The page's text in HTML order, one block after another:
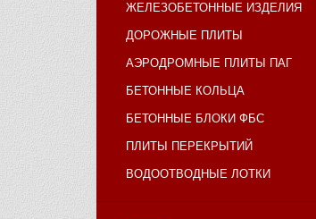
ЖЕЛЕЗОБЕТОННЫЕ ИЗДЕЛИЯ
ДОРОЖНЫЕ ПЛИТЫ
АЭРОДРОМНЫЕ ПЛИТЫ ПАГ
БЕТОННЫЕ КОЛЬЦА
БЕТОННЫЕ БЛОКИ ФБС
ПЛИТЫ ПЕРЕКРЫТИЙ
ВОДООТВОДНЫЕ ЛОТКИ